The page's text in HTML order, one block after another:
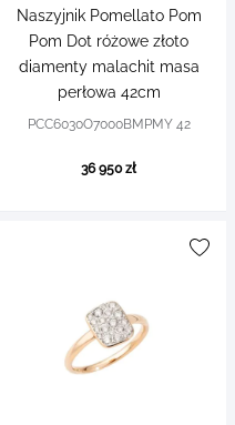
Naszyjnik Pomellato Pom
Pom Dot różowe złoto
diamenty malachit masa
perłowa 42cm
PCC6030O7000BMPMY 42
36 950 zł